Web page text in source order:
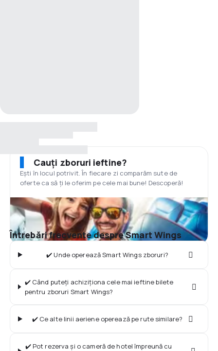
Cauți zboruri ieftine?
Ești în locul potrivit. În fiecare zi comparăm sute de
oferte ca să ți le oferim pe cele mai bune! Descoperă!
Întrebări frecvente despre Smart Wings
✔️ Unde operează Smart Wings zboruri?
✔️ Când puteți achiziționa cele mai ieftine bilete
pentru zboruri Smart Wings?
✔️ Ce alte linii aeriene operează pe rute similare?
✔️ Pot rezerva și o cameră de hotel împreună cu